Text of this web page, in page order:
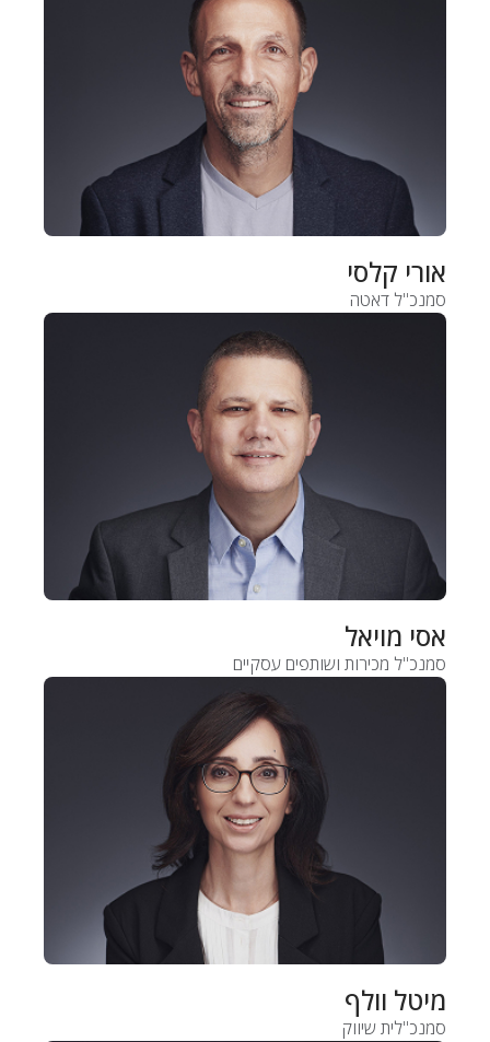
אורי קלסי
סמנכ"ל דאטה
אסי מויאל
סמנכ"ל מכירות ושותפים עסקיים
מיטל וולף
סמנכ"לית שיווק